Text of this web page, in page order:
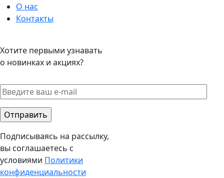
О нас
Контакты
Хотите первыми узнавать
о новинках и акциях?
Подписываясь на рассылку,
вы соглашаетесь с
условиями Политики
конфиденциальности